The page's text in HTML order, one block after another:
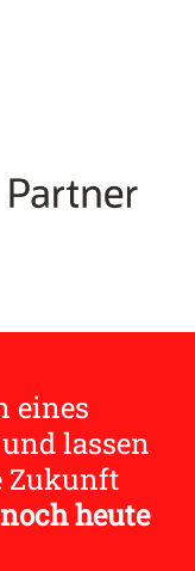
eines
lassen
Zukunft
heute